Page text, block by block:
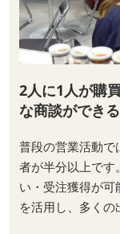
2人に1人が購
な商談ができる
普段の営業活動で
者が半分以上です
い・受注獲得が
を活用し、多くの